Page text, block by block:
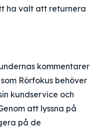
ha valt att returnera
kommentarer
Rörfokus behöver
kundservice och
att lyssna på
på de